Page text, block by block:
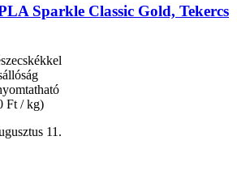
Sparkle Classic Gold, Tekercs
Ft / kg)
11.